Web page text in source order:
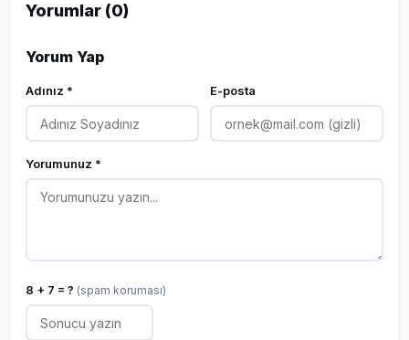
Yorumlar (0)
Yorum Yap
Adınız * E-posta
Yorumunuz *
8 + 7 = ? (spam koruması)